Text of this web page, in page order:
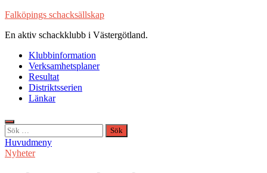
Hoppa
innehåll
Falköpings schacksällskap
En aktiv schackklubb i Västergötland.
Klubbinformation
Verksamhetsplaner
Resultat
Distriktsserien
Länkar
Sök
efter:
Huvudmeny
Nyheter